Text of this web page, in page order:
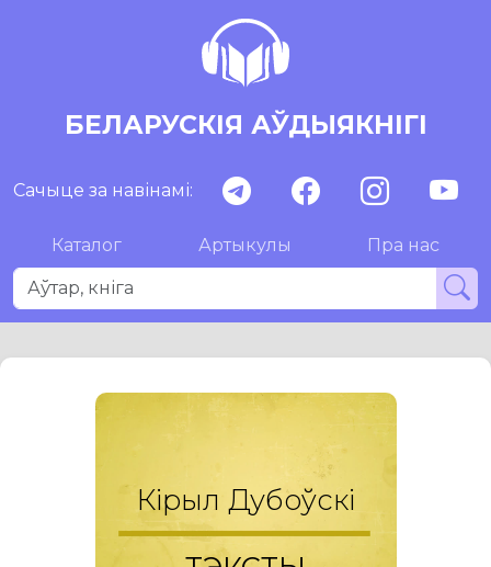
БЕЛАРУСКІЯ АЎДЫЯКНІГІ
Сачыце за навінамі:
Каталог Артыкулы Пра нас
Кірыл Дубоўскі